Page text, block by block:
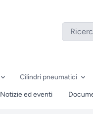
Cilindri pneumatici
Notizie ed eventi